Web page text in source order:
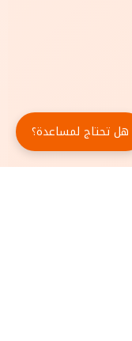
هل تحتاج لمساعدة؟